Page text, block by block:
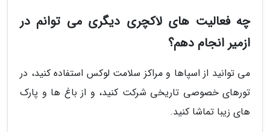
چه فعالیت های لاکچری دیگری می توانم در
ازمیر انجام دهم؟
می توانید از اسپاها و مراکز سلامت لوکس استفاده کنید، در
تورهای خصوصی تاریخی شرکت کنید، و از باغ ها و پارک
های زیبا تماشا کنید.